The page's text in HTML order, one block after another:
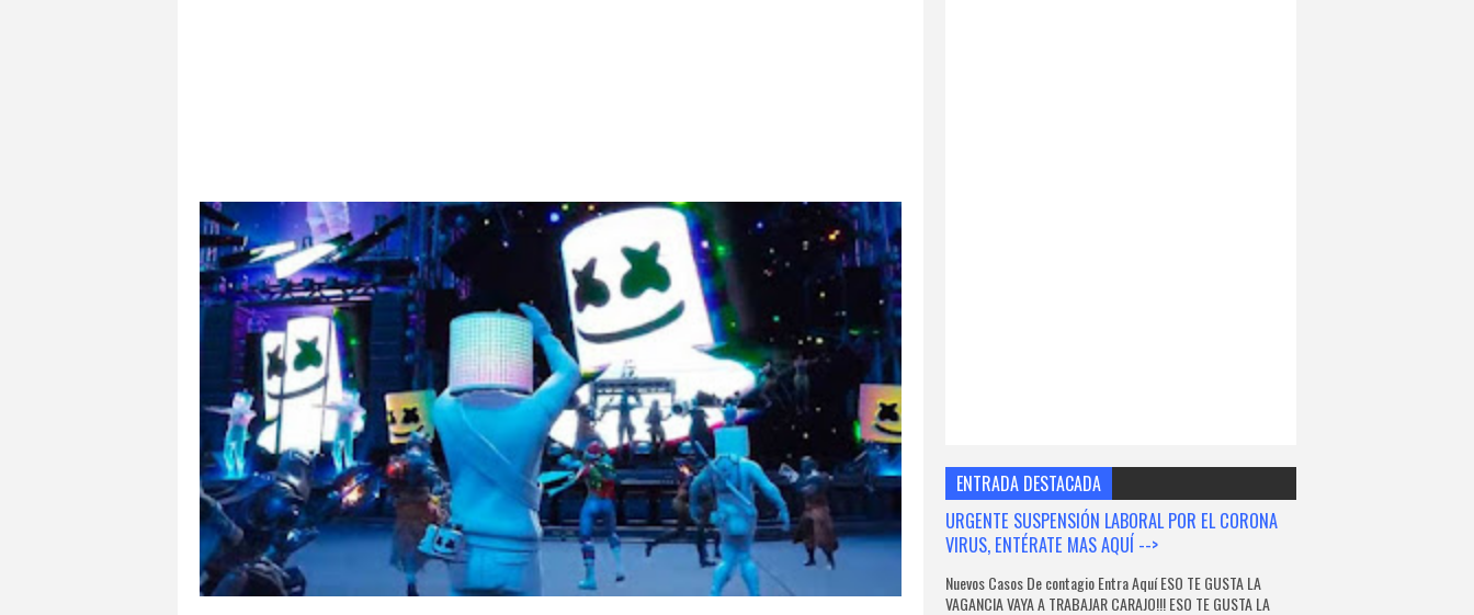
ENTRADA DESTACADA
URGENTE SUSPENSIÓN LABORAL POR EL CORONA
VIRUS, ENTÉRATE MAS AQUÍ -->
Nuevos Casos De contagio Entra Aquí ESO TE GUSTA LA
VAGANCIA VAYA A TRABAJAR CARAJO!!! ESO TE GUSTA LA